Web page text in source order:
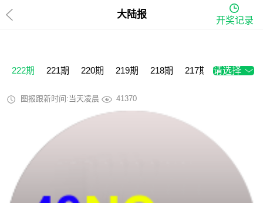
大陆报
开奖记录
222期 221期 220期 219期 218期 217期 216期
请选择
图报跟新时间:当天凌晨 41370